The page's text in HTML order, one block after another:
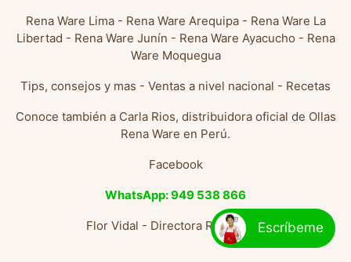
Rena Ware Lima- Rena Ware Arequipa- Rena Ware La
Libertad - Rena Ware Junín - Rena Ware Ayacucho - Rena
Ware Moquegua
Tips, consejos y mas - Ventas a nivel nacional - Recetas
Conoce también a Carla Rios, distribuidora oficial de Ollas
Rena Ware en Perú.
Facebook
WhatsApp: 949 538 866
Flor Vidal - Directora Rena WareEscríbeme